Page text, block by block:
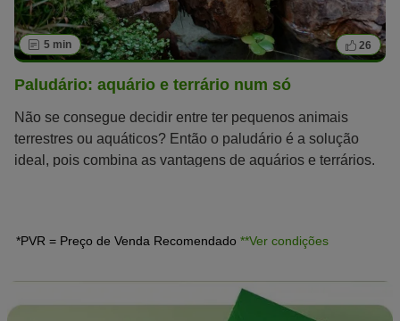
5 min 26
Paludário: aquário e terrário num só
Não se consegue decidir entre ter pequenos animais
terrestres ou aquáticos? Então o paludário é a solução
ideal, pois combina as vantagens de aquários e terrários.
*PVR = Preço de Venda Recomendado **Ver condições